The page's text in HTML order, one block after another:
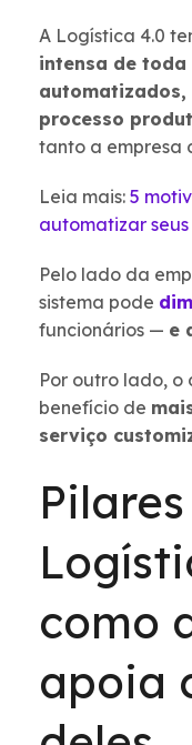
A Logística 4.0
intensa de toda
processo
tanto a empresa
Leia mais: 5
automatizar
Pelo lado da
sistema pode
funcionários — e
Por outro lado,
benefício de
serviço
como
apoia